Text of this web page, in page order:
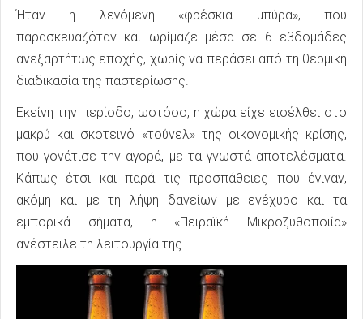
Ήταν η λεγόμενη «φρέσκια μπύρα», που
παρασκευαζόταν και ωρίμαζε μέσα σε 6 εβδομάδες
ανεξαρτήτως εποχής, χωρίς να περάσει από τη θερμική
διαδικασία της παστερίωσης.
Εκείνη την περίοδο, ωστόσο, η χώρα είχε εισέλθει στο
μακρύ και σκοτεινό «τούνελ» της οικονομικής κρίσης,
που γονάτισε την αγορά, με τα γνωστά αποτελέσματα.
Κάπως έτσι και παρά τις προσπάθειες που έγιναν,
ακόμη και με τη λήψη δανείων με ενέχυρο και τα
εμπορικά σήματα, η «Πειραϊκή Μικροζυθοποιία»
ανέστειλε τη λειτουργία της.